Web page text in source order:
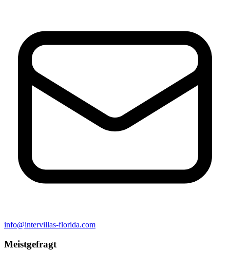
info@intervillas-florida.com
Meistgefragt